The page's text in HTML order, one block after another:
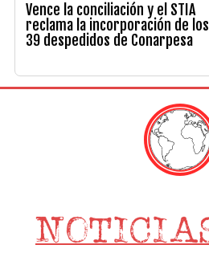
Vence la conciliación y el STIA
reclama la incorporación de los
39 despedidos de Conarpesa